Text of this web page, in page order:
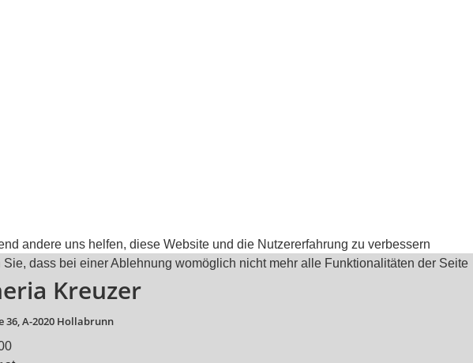
Kreuzer
36, A-2020 Hollabrunn
andere uns helfen, diese Website und die Nutzererfahrung zu verbessern
dass bei einer Ablehnung womöglich nicht mehr alle Funktionalitäten der Seite